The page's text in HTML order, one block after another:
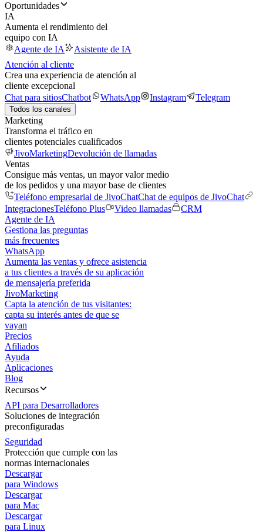
Oportunidades
IA
Aumenta el rendimiento del
equipo con IA
Agente de IA
Asistente de IA
Atención al cliente
Crea una experiencia de atención al
cliente excepcional
Chat para sitiosChatbot WhatsApp Instagram Telegram
Todos los canales
Marketing
Transforma el tráfico en
clientes potenciales cualificados
JivoMarketingDevolución de llamadas
Ventas
Consigue más ventas, un mayor valor medio
de los pedidos y una mayor base de clientes
Teléfono empresarial de JivoChatChat de equipos de JivoChat
IntegracionesTeléfono Plus Video llamadas
CRM
Agente de IA
Gestiona las preguntas
más frecuentes
WhatsApp
Aumenta las ventas y ofrece asistencia
a tus clientes a través de su aplicación
de mensajería preferida
JivoMarketing
Capta la atención de tus visitantes:
capta su interés antes de que se
vayan
Precios
Afiliados
Ayuda
Aplicaciones
Blog
Recursos
API para Desarrolladores
Soluciones de integración
preconfiguradas
Seguridad
Protección que cumple con las
normas internacionales
Descargar
para Windows
Descargar
para Mac
Descargar
para Linux